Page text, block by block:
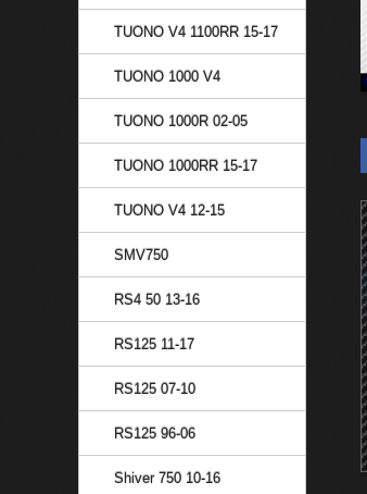
TUONO V4 1100RR 15-17
TUONO 1000 V4
TUONO 1000R 02-05
TUONO 1000RR 15-17
TUONO V4 12-15
SMV750
RS4 50 13-16
RS125 11-17
RS125 07-10
RS125 96-06
Shiver 750 10-16